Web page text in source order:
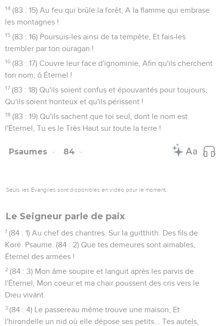
14 (83 : 15) Au feu qui brûle la forêt, A la flamme qui embrase
les montagnes !
15 (83 : 16) Poursuis-les ainsi de ta tempête, Et fais-les
trembler par ton ouragan !
16 (83 : 17) Couvre leur face d'ignominie, Afin qu'ils cherchent
ton nom, ô Éternel !
17 (83 : 18) Qu'ils soient confus et épouvantés pour toujours,
Qu'ils soient honteux et qu'ils périssent !
18 (83 : 19) Qu'ils sachent que toi seul, dont le nom est
l'Éternel, Tu es le Très Haut sur toute la terre !
Psaumes 84
Seuls les Évangiles sont disponibles en vidéo pour le moment.
Le Seigneur parle de paix
1 (84 : 1) Au chef des chantres. Sur la guitthith. Des fils de
Koré. Psaume. (84 : 2) Que tes demeures sont aimables,
Éternel des armées !
2 (84 : 3) Mon âme soupire et languit après les parvis de
l'Éternel, Mon coeur et ma chair poussent des cris vers le
Dieu vivant.
3 (84 : 4) Le passereau même trouve une maison, Et
l'hirondelle un nid où elle dépose ses petits... Tes autels,